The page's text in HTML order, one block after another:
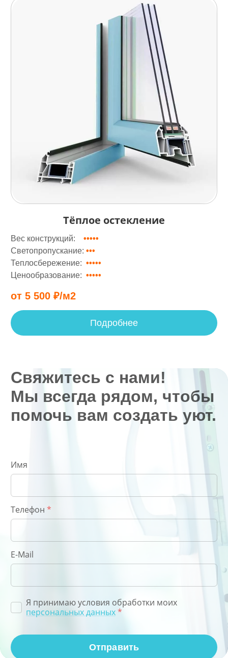
Тёплое остекление
Вес конструкций: •••••
Светопропускание: •••
Теплосбережение: •••••
Ценообразование: •••••
от 5 500 ₽/м2
Подробнее
Свяжитесь с нами!
Мы всегда рядом, чтобы
помочь вам создать уют.
Имя
Телефон *
E-Mail
Я принимаю условия обработки моих
персональных данных*
Отправить